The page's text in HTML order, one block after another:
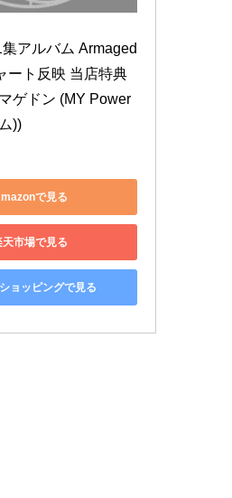
アルバム Armaged
ート反映 当店特典
ゲドン (MY Power
))
で見る
天市場で見る
ョッピングで見る